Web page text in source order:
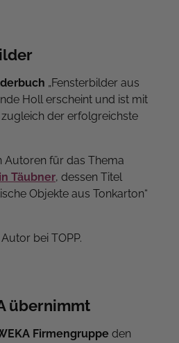
„Fensterbilder aus
Holl erscheint und ist mit
der erfolgreichste
Autoren für das Thema
Täubner, dessen Titel
Objekte aus Tonkarton“
bei TOPP.
übernimmt
Firmengruppe den